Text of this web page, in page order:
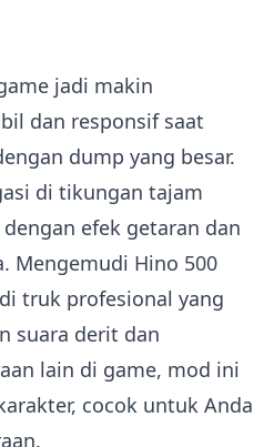
jadi makin
dan responsif saat
dump yang besar.
di tikungan tajam
efek getaran dan
Mengemudi Hino 500
truk profesional yang
suara derit dan
lain di game, mod ini
cocok untuk Anda